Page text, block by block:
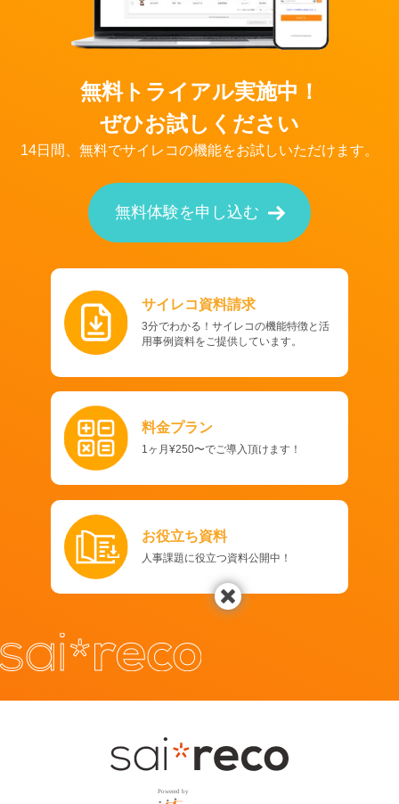
無料トライアル実施中！
ぜひお試しください
14日間、無料でサイレコの機能をお試しいただけます。
無料体験を申し込む
サイレコ資料請求
3分でわかる！サイレコの機能特徴と活
用事例資料をご提供しています。
料金プラン
1ヶ月¥250〜でご導入頂けます！
お役立ち資料
人事課題に役立つ資料公開中！